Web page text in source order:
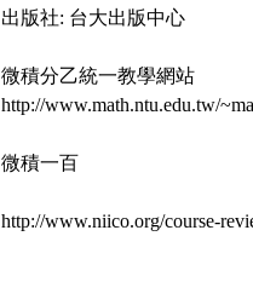
出版社: 台大出版中心
微積分乙統一教學網站
http://www.math.ntu.edu.tw/
微積一百
http://www.niico.org/course-